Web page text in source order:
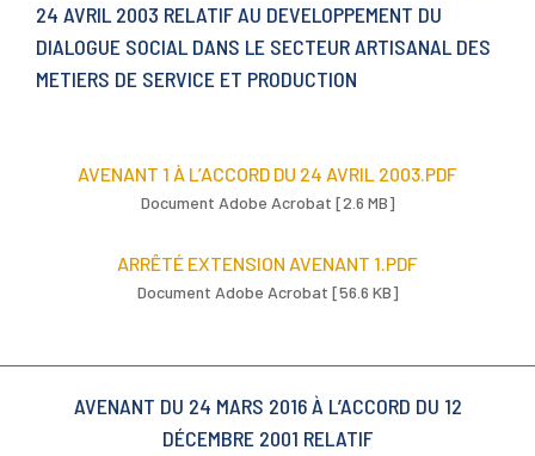
24 AVRIL 2003 RELATIF AU DEVELOPPEMENT DU
DIALOGUE SOCIAL DANS LE SECTEUR ARTISANAL DES
METIERS DE SERVICE ET PRODUCTION
AVENANT 1 À L’ACCORD DU 24 AVRIL 2003.PDF
Document Adobe Acrobat [2.6 MB]
ARRÊTÉ EXTENSION AVENANT 1.PDF
Document Adobe Acrobat [56.6 KB]
AVENANT DU 24 MARS 2016 À L’ACCORD DU 12
DÉCEMBRE 2001 RELATIF